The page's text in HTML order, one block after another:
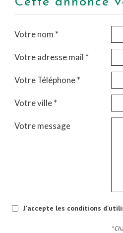
Votre nom *
Votre adresse mail *
Votre Téléphone *
Votre ville *
Votre message
J'accepte les conditions
*